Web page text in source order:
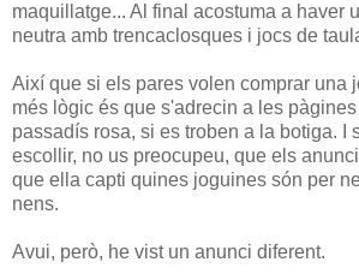
maquillatge... Al final acostuma a haver
neutra amb trencaclosques i jocs de
Així que si els pares volen comprar una
més lògic és que s'adrecin a les pàgines
passadís rosa, si es troben a la botiga. I
escollir, no us preocupeu, que els
que ella capti quines joguines són per
nens.
Avui, però, he vist un anunci diferent.